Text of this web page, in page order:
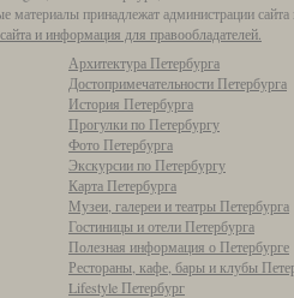
материалы принадлежат администрации
и информация для правообладателей.
Архитектура Петербурга
Достопримечательности Петербурга
История Петербурга
Прогулки по Петербургу
Фото Петербурга
Экскурсии по Петербургу
Карта Петербурга
Музеи, галереи и театры Петербурга
Гостиницы и отели Петербурга
Полезная информация о Петербурге
Рестораны, кафе, бары и клубы
Lifestyle Петербург